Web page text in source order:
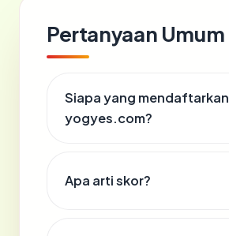
Pertanyaan Umum
Siapa yang mendaftarkan
yogyes.com?
Apa arti skor?